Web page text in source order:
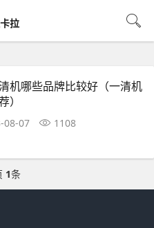
机哪些品牌比较好（一清机
）
08-07 1108
1条